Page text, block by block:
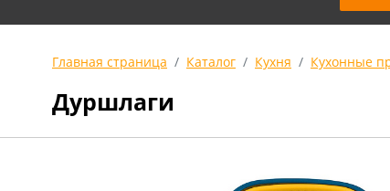
Главная страница Каталог Кухня Кухонные
Дуршлаги